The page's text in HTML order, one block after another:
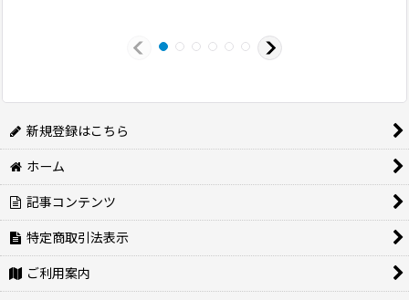
新規登録はこちら
ホーム
記事コンテンツ
特定商取引法表示
ご利用案内